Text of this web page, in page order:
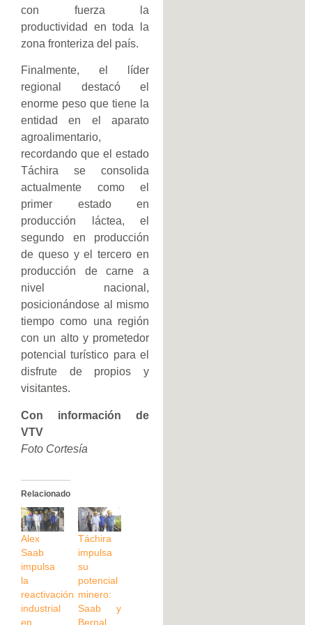
con fuerza la
productividad en toda la
zona fronteriza del país.
Finalmente, el líder
regional destacó el
enorme peso que tiene la
entidad en el aparato
agroalimentario,
recordando que el estado
Táchira se consolida
actualmente como el
primer estado en
producción láctea, el
segundo en producción
de queso y el tercero en
producción de carne a
nivel nacional,
posicionándose al mismo
tiempo como una región
con un alto y prometedor
potencial turístico para el
disfrute de propios y
visitantes.
Con información de
VTV
Foto Cortesía
Relacionado
Alex
Saab
impulsa
la
reactivación
industrial
en
Táchira
impulsa
su
potencial
minero:
Saab y
Bernal